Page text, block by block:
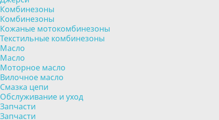
Комбинезоны
Комбинезоны
Кожаные мотокомбинезоны
Текстильные комбинезоны
Масло
Масло
Моторное масло
Вилочное масло
Смазка цепи
Обслуживание и уход
Запчасти
Запчасти